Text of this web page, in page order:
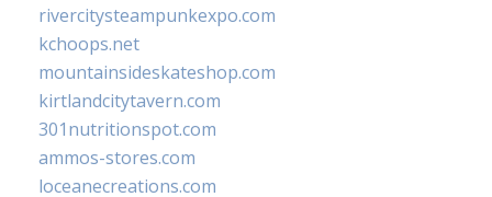
rivercitysteampunkexpo.com
kchoops.net
mountainsideskateshop.com
kirtlandcitytavern.com
301nutritionspot.com
ammos-stores.com
loceanecreations.com